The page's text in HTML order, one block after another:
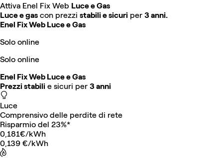
Attiva Enel Fix Web Luce e Gas
Luce e gas con prezzi stabili e sicuri per 3 anni.
Enel Fix Web Luce e Gas
Solo online
Solo online
Enel Fix Web Luce e Gas
Prezzi stabili e sicuri per 3 anni
Luce
Comprensivo delle perdite di rete
Risparmio del 23%*
0,181€/kWh
0,139 €/kWh